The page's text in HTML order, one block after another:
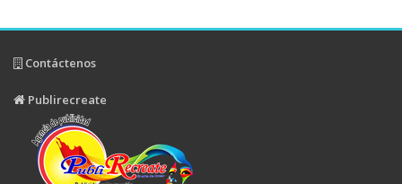
Contáctenos
Publirecreate